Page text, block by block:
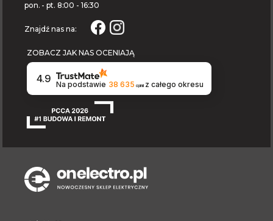
pon. - pt. 8:00 - 16:30
Znajdź nas na:
ZOBACZ JAK NAS OCENIAJĄ
4.9 Na podstawie 38 635 opinii z całego okresu